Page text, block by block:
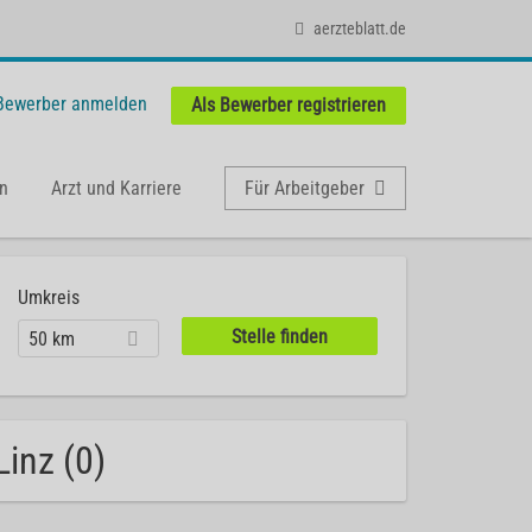
aerzteblatt.de
anmelden Als Bewerber registrieren
Arzt und Karriere Für Arbeitgeber
Umkreis
50 km
(0)